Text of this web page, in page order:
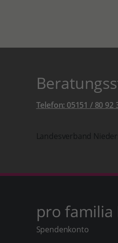
Telefon: 05151 / 80 92
Landesverband
pro familia
Spendenkonto